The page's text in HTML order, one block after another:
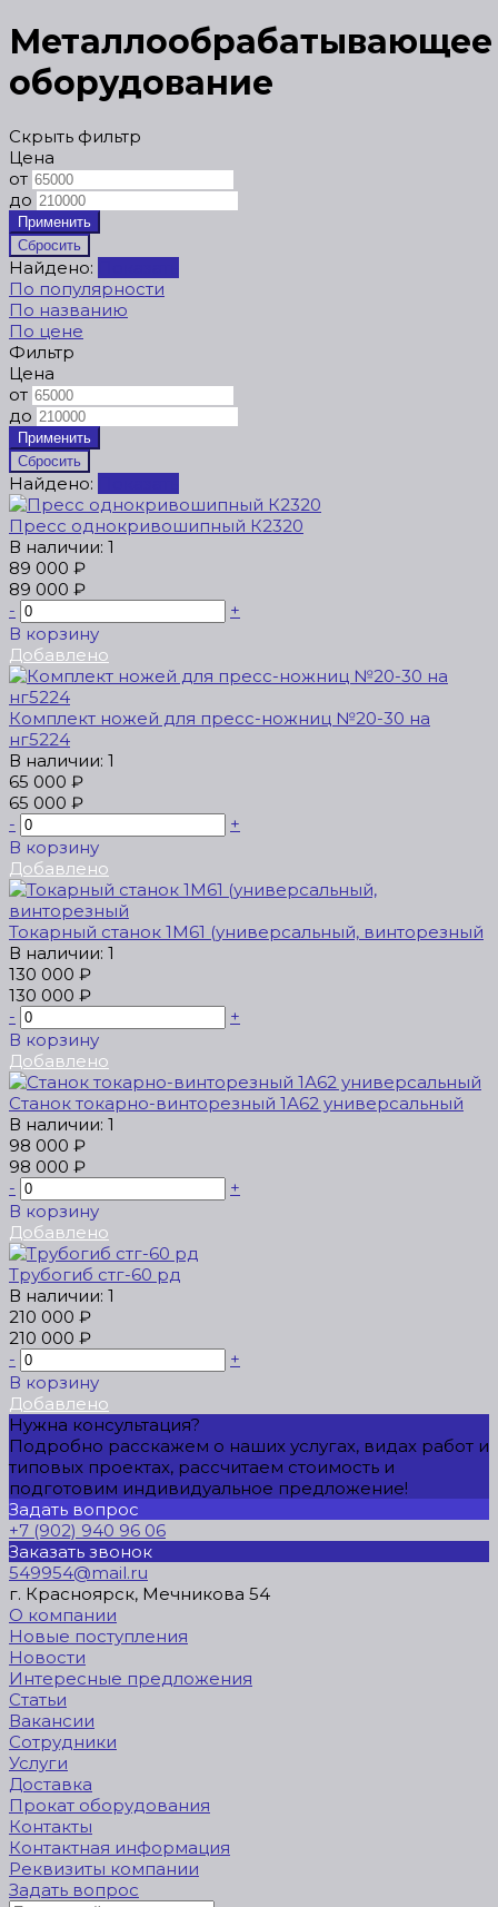
Металлообрабатывающее
оборудование
Скрыть фильтр
Цена
от
до
Найдено:
По популярности
По названию
По цене
Фильтр
Цена
от
до
Найдено:
Пресс однокривошипный К2320
В наличии: 1
89 000 ₽
89 000 ₽
-
+
В корзину
Добавлено
Комплект ножей для пресс-ножниц №20-30 на
нг5224
В наличии: 1
65 000 ₽
65 000 ₽
-
+
В корзину
Добавлено
Токарный станок 1М61 (универсальный, винторезный
В наличии: 1
130 000 ₽
130 000 ₽
-
+
В корзину
Добавлено
Станок токарно-винторезный 1А62 универсальный
В наличии: 1
98 000 ₽
98 000 ₽
-
+
В корзину
Добавлено
Трубогиб стг-60 рд
В наличии: 1
210 000 ₽
210 000 ₽
-
+
В корзину
Добавлено
Нужна консультация?
Подробно расскажем о наших услугах, видах работ и
типовых проектах, рассчитаем стоимость и
подготовим индивидуальное предложение!
Задать вопрос
+7 (902) 940 96 06
Заказать звонок
549954@mail.ru
г. Красноярск, Мечникова 54
О компании
Новые поступления
Новости
Интересные предложения
Статьи
Вакансии
Сотрудники
Услуги
Доставка
Прокат оборудования
Контакты
Контактная информация
Реквизиты компании
Задать вопрос